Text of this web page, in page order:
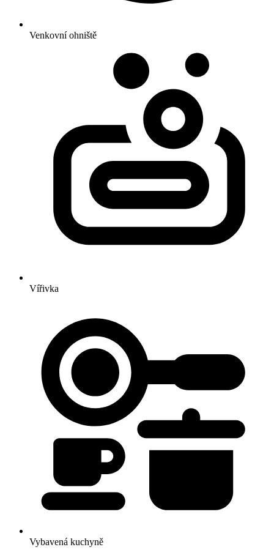
Venkovní ohniště
Vířivka
Vybavená kuchyně